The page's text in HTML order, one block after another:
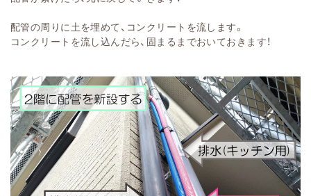
配管の周りに土を埋めて、コンクリートを流します。
コンクリートを流し込んだら、固まるまでおいておきます！